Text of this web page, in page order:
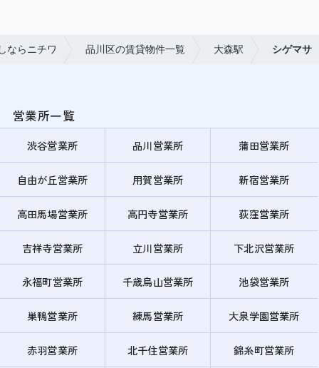
ならニチワ 品川区の賃貸物件一覧 大森駅 シゲマサ
営業所一覧
渋谷営業所 品川営業所 蒲田営業所
自由が丘営業所 用賀営業所 新宿営業所
高田馬場営業所 高円寺営業所 荻窪営業所
吉祥寺営業所 立川営業所 下北沢営業所
永福町営業所 千歳烏山営業所 池袋営業所
巣鴨営業所 練馬営業所 大泉学園営業所
赤羽営業所 北千住営業所 錦糸町営業所